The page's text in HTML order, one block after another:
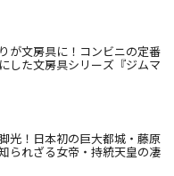
が文房具に！コンビニの定番
した文房具シリーズ『ジムマ
光！日本初の巨大都城・藤原
られざる女帝・持統天皇の凄